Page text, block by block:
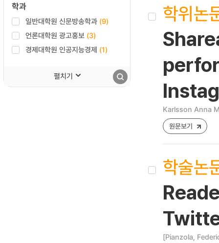
학과
일반대학원 신문방송학과 (9)
언론대학원 광고홍보 (3)
경제대학원 인공지능경제 (1)
펼치기
학위논
Karlsson Anna
원문보기
학술논
[Pianzola,